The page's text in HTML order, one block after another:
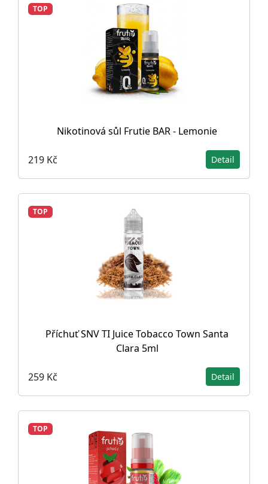
TOP
Nikotinová sůl Frutie BAR - Lemonie
219 Kč Detail
TOP
Příchuť SNV TI Juice Tobacco Town Santa
Clara 5ml
259 Kč Detail
TOP